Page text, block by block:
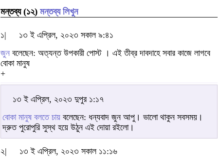
মন্তব্য (১২) মন্তব্য লিখুন
১|
১৩ ই এপ্রিল, ২০২৩ সকাল ৯:৪১
জুন বলেছেন: অত্যন্ত উপকারী পোস্ট । এই তীব্র দাবদাহে সবার কাজে লাগবে
বোকা মানুষ
+
১৩ ই এপ্রিল, ২০২৩ দুপুর ১:১৭
বোকা মানুষ বলতে চায় বলেছেন: ধন্যবাদ জুন আপু। ভালো থাকুন সবসময়।
দ্রুত পুরোপুরি সুস্থ হয়ে উঠুন এই দোয়া রইলো।
২|
১৩ ই এপ্রিল, ২০২৩ সকাল ১১:১৬